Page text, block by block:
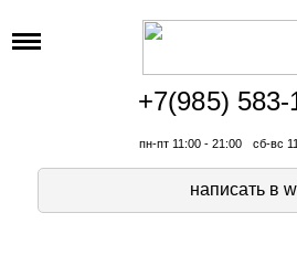
+7(985) 583-
пн-пт 11:00 - 21:00 сб-вс
написать в